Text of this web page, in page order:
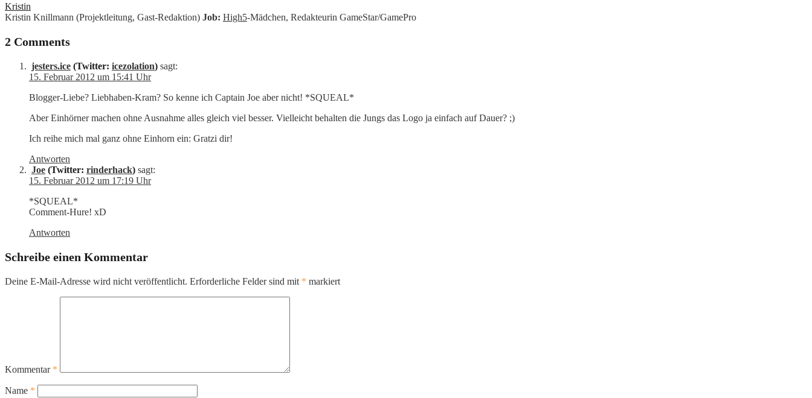
Kristin
Kristin Knillmann (Projektleitung, Gast-Redaktion) Job: High5-Mädchen, Redakteurin GameStar/GamePro
2 Comments
jesters.ice (Twitter: icezolation) sagt:
15. Februar 2012 um 15:41 Uhr
Blogger-Liebe? Liebhaben-Kram? So kenne ich Captain Joe aber nicht! *SQUEAL*
Aber Einhörner machen ohne Ausnahme alles gleich viel besser. Vielleicht behalten die Jungs das Logo ja einfach auf Dauer? ;)
Ich reihe mich mal ganz ohne Einhorn ein: Gratzi dir!
Antworten
Joe (Twitter: rinderhack) sagt:
15. Februar 2012 um 17:19 Uhr
*SQUEAL*
Comment-Hure! xD
Antworten
Schreibe einen Kommentar
Deine E-Mail-Adresse wird nicht veröffentlicht. Erforderliche Felder sind mit * markiert
Kommentar *
Name *